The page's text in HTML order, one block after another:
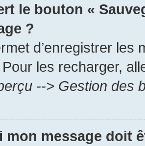
le bouton «
?
d’enregistrer
les recharger,
--> Gestion des
mon message doit